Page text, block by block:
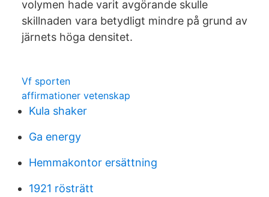
volymen hade varit avgörande skulle
skillnaden vara betydligt mindre på grund av
järnets höga densitet.
Vf sporten
affirmationer vetenskap
Kula shaker
Ga energy
Hemmakontor ersättning
1921 rösträtt